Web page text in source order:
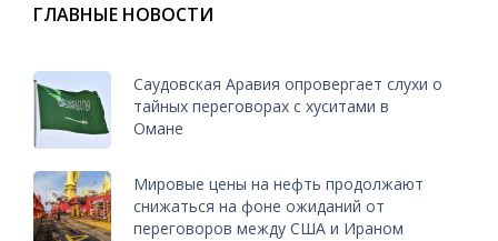
ГЛАВНЫЕ НОВОСТИ
Саудовская Аравия опровергает слухи о
тайных переговорах с хуситами в
Омане
Мировые цены на нефть продолжают
снижаться на фоне ожиданий от
переговоров между США и Ираном